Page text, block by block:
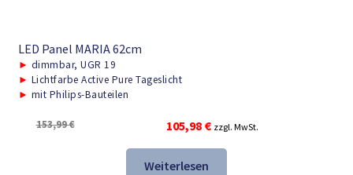
LED Panel MARIA 62cm
► dimmbar, UGR 19
► Lichtfarbe Active Pure Tageslicht
► mit Philips-Bauteilen
153,99€
Ursprünglicher
Preis
war:
105,98 €Aktueller
Preis
zzgl. MwSt.
Weiterlesen